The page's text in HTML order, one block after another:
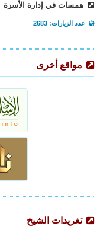
همسات في إدارة الأسرة
عدد الزيارات: 2683
مواقع أخرى
تغريدات الشيخ